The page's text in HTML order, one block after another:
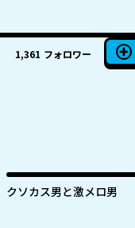
1,361 フォロワー
クソカス男と激メロ男